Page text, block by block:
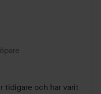
tidigare och har varit